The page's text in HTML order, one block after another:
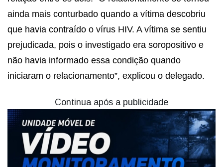
ainda mais conturbado quando a vítima descobriu
que havia contraído o vírus HIV. A vítima se sentiu
prejudicada, pois o investigado era soropositivo e
não havia informado essa condição quando
iniciaram o relacionamento”, explicou o delegado.
Continua após a publicidade